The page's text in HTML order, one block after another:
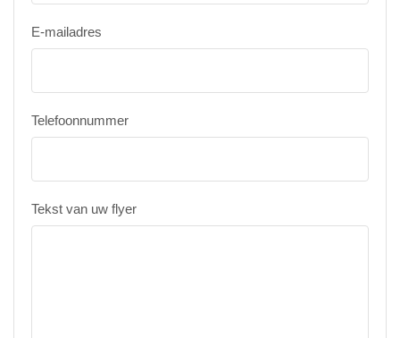
E-mailadres
Telefoonnummer
Tekst van uw flyer